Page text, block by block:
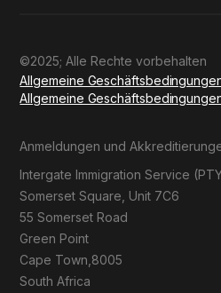
©2025; Alle Rechte vorbehalten
Allgemeine
Allgemeine
Anmeldungen und
Intergate Immigration Service
Somerset Square, Unit 7C6
55 Somerset Road
Green Point
Cape Town,8005
South Africa